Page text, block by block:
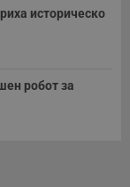
историческо
робот за